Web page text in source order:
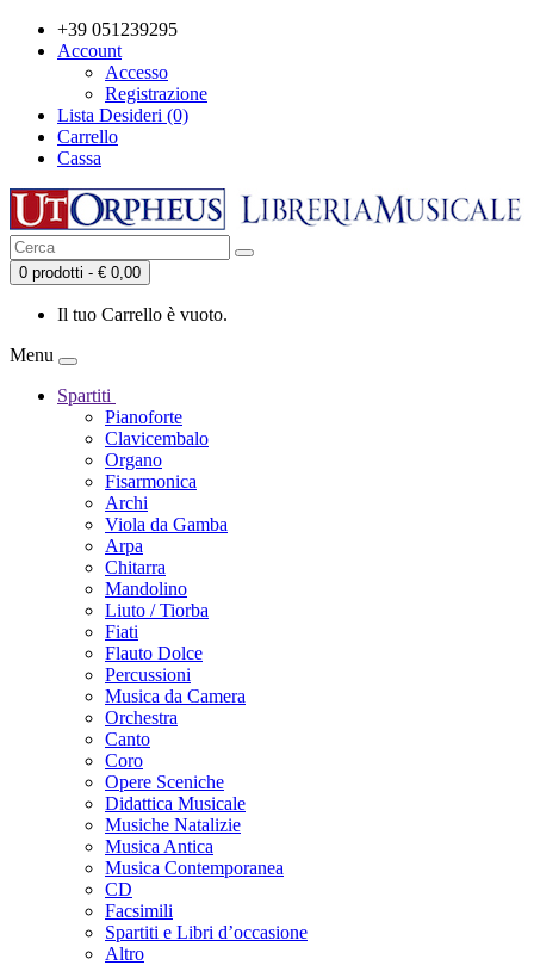
+39 051239295
Account
Accesso
Registrazione
Lista Desideri (0)
Carrello
Cassa
0 prodotti - € 0,00
Il tuo Carrello è vuoto.
Menu
Spartiti
Pianoforte
Clavicembalo
Organo
Fisarmonica
Archi
Viola da Gamba
Arpa
Chitarra
Mandolino
Liuto / Tiorba
Fiati
Flauto Dolce
Percussioni
Musica da Camera
Orchestra
Canto
Coro
Opere Sceniche
Didattica Musicale
Musiche Natalizie
Musica Antica
Musica Contemporanea
CD
Facsimili
Spartiti e Libri d’occasione
Altro